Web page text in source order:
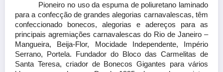
Pioneiro no uso da espuma de poliuretano laminado
para a confecção de grandes alegorias carnavalescas, têm
confeccionado bonecos, alegorias e adereços para as
principais agremiações carnavalescas do Rio de Janeiro –
Mangueira, Beija-Flor, Mocidade Independente, Império
Serrano, Portela. Fundador do Bloco das Carmelitas de
Santa Teresa, criador de Bonecos Gigantes para vários